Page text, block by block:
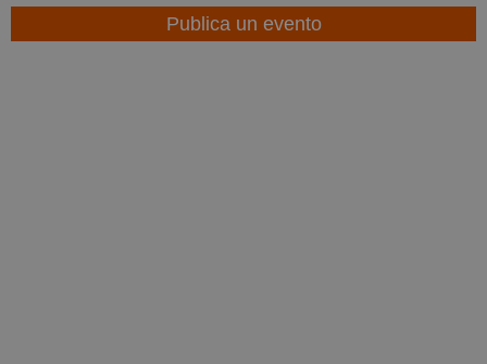
Publica un evento